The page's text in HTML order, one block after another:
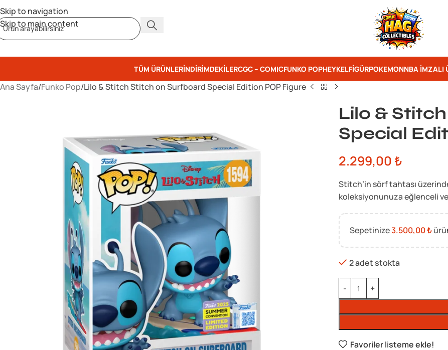
Skip to navigation
Skip to main content
TÜM ÜRÜNLERİNDIRIMDEKILERCGC – COMICFUNKO POPHEYKELFIGÜRPOKEMONNBA İMZALI
Ana Sayfa Funko Pop Lilo & Stitch Stitch on Surfboard Special Edition POP Figure
Lilo &
Special
2.299,00 ₺
Stitch’in sörf tahtası
koleksiyonunuza eğlenceli
Sepetinize3.500,00₺
2 adet stokta
Favoriler listeme ekle!